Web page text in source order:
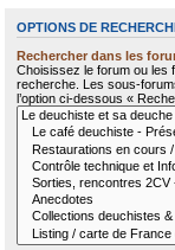
OPTIONS DE
Rechercher dans les
Choisissez le forum ou les
recherche. Les sous-
l’option ci-dessous «